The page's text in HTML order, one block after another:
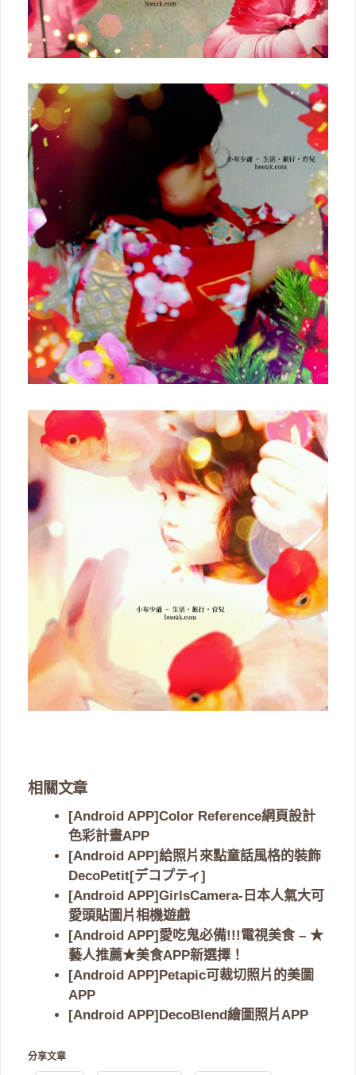
相關文章
[Android APP]Color Reference網頁設計
色彩計畫APP
[Android APP]給照片來點童話風格的裝飾
DecoPetit[デコプティ]
[Android APP]GirlsCamera-日本人氣大可
愛頭貼圖片相機遊戲
[Android APP]愛吃鬼必備!!!電視美食 – ★
藝人推薦★美食APP新選擇！
[Android APP]Petapic可裁切照片的美圖
APP
[Android APP]DecoBlend繪圖照片APP
分享文章